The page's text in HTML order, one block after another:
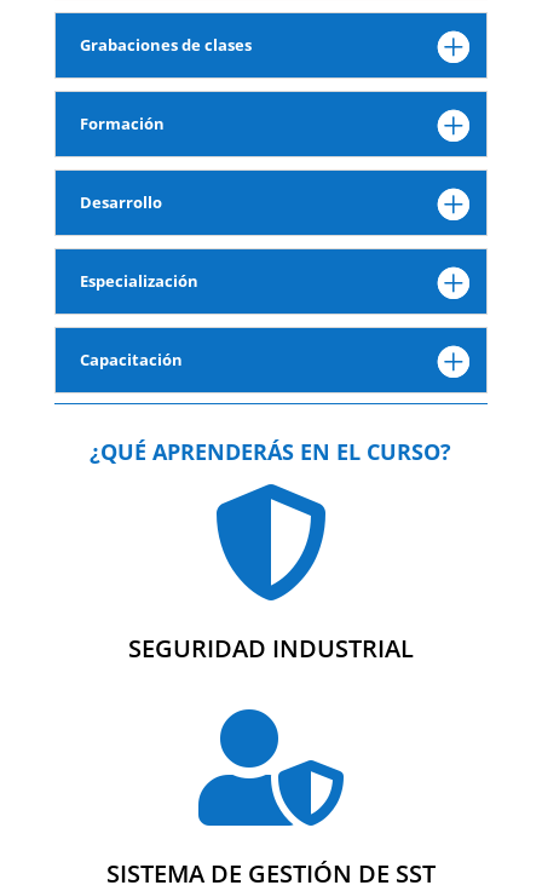
Grabaciones de clases
Formación
Desarrollo
Especialización
Capacitación
¿QUÉ APRENDERÁS EN EL CURSO?

SEGURIDAD INDUSTRIAL

SISTEMA DE GESTIÓN DE SST